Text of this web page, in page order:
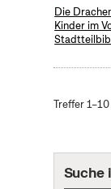
Die
Kinder im
Treffer
Suche